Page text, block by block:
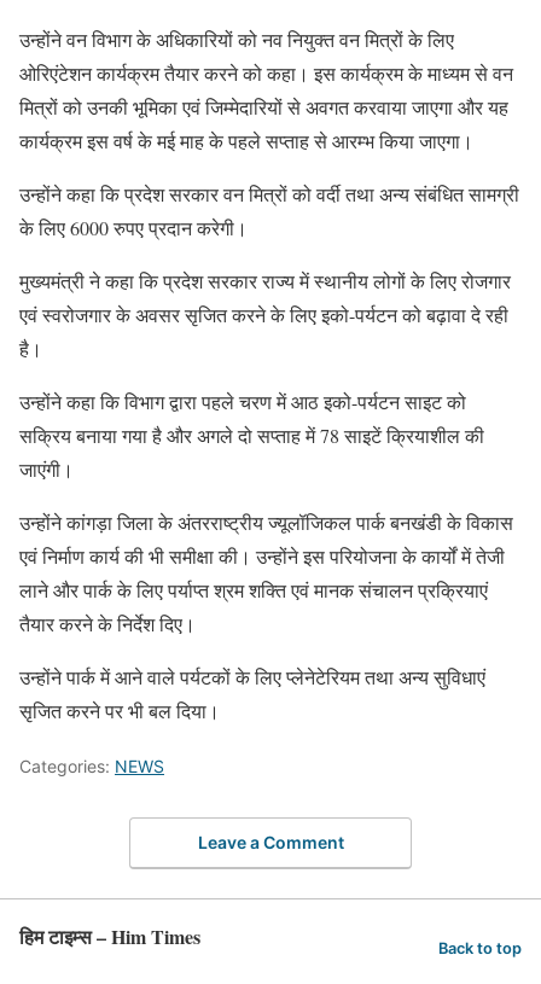
उन्होंने वन विभाग के अधिकारियों को नव नियुक्त वन मित्रों के लिए
ओरिएंटेशन कार्यक्रम तैयार करने को कहा। इस कार्यक्रम के माध्यम से वन
मित्रों को उनकी भूमिका एवं जिम्मेदारियों से अवगत करवाया जाएगा और यह
कार्यक्रम इस वर्ष के मई माह के पहले सप्ताह से आरम्भ किया जाएगा।
उन्होंने कहा कि प्रदेश सरकार वन मित्रों को वर्दी तथा अन्य संबंधित सामग्री
के लिए 6000 रुपए प्रदान करेगी।
मुख्यमंत्री ने कहा कि प्रदेश सरकार राज्य में स्थानीय लोगों के लिए रोजगार
एवं स्वरोजगार के अवसर सृजित करने के लिए इको-पर्यटन को बढ़ावा दे रही
है।
उन्होंने कहा कि विभाग द्वारा पहले चरण में आठ इको-पर्यटन साइट को
सक्रिय बनाया गया है और अगले दो सप्ताह में 78 साइटें क्रियाशील की
जाएंगी।
उन्होंने कांगड़ा जिला के अंतरराष्ट्रीय ज्यूलॉजिकल पार्क बनखंडी के विकास
एवं निर्माण कार्य की भी समीक्षा की। उन्होंने इस परियोजना के कार्यों में तेजी
लाने और पार्क के लिए पर्याप्त श्रम शक्ति एवं मानक संचालन प्रक्रियाएं
तैयार करने के निर्देश दिए।
उन्होंने पार्क में आने वाले पर्यटकों के लिए प्लेनेटेरियम तथा अन्य सुविधाएं
सृजित करने पर भी बल दिया।
Categories: NEWS
Leave a Comment
हिम टाइम्स – Him Times Back to top